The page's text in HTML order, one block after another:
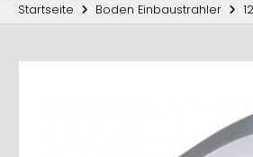
Startseite Boden Einbaustrahler